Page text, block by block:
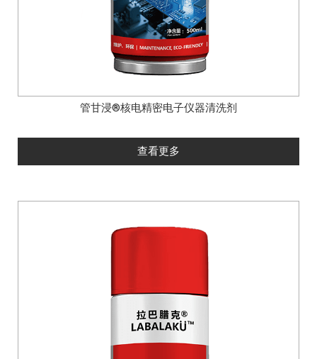
管甘浸®核电精密电子仪器清洗剂
查看更多